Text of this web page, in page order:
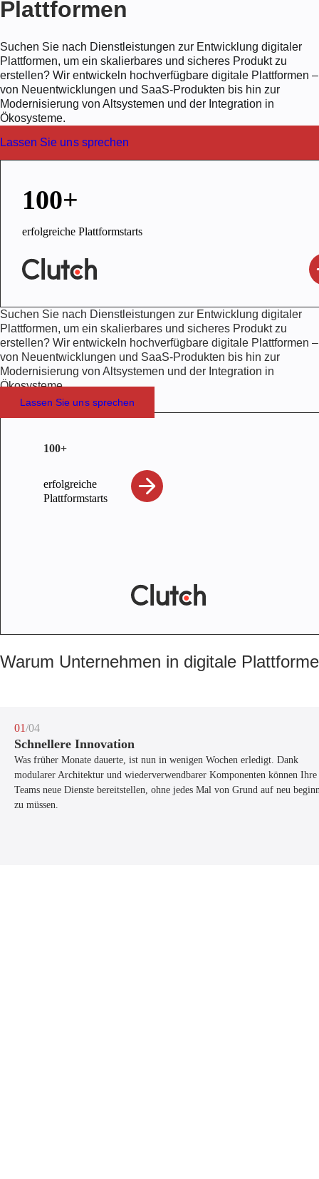
Plattformen
Suchen Sie nach Dienstleistungen zur Entwicklung digitaler
Plattformen, um ein skalierbares und sicheres Produkt zu
erstellen? Wir entwickeln hochverfügbare digitale Plattformen –
von Neuentwicklungen und SaaS-Produkten bis hin zur
Modernisierung von Altsystemen und der Integration in
Ökosysteme.
Lassen Sie uns sprechen
100+
erfolgreiche Plattformstarts
Suchen Sie nach Dienstleistungen zur Entwicklung digitaler
Plattformen, um ein skalierbares und sicheres Produkt zu
erstellen? Wir entwickeln hochverfügbare digitale Plattformen –
von Neuentwicklungen und SaaS-Produkten bis hin zur
Modernisierung von Altsystemen und der Integration in
Ökosysteme.
Lassen Sie uns sprechen
100+
erfolgreiche
Plattformstarts
Warum Unternehmen in digitale
01/04
Schnellere Innovation
Was früher Monate dauerte, ist nun in wenigen Wochen erledigt. Dank
modularer Architektur und wiederverwendbarer Komponenten können Ihre
Teams neue Dienste bereitstellen, ohne jedes Mal von Grund auf neu
zu müssen.